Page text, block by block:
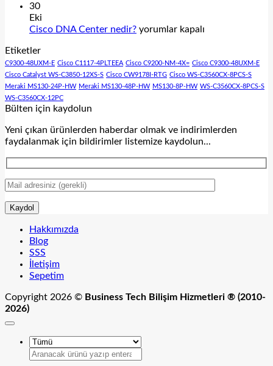
Network
30
Eki
Cisco DNA Center nedir? Cisco
nedir?
için
yorumlar kapalı
Etiketler
C9300-48UXM-E Cisco C1117-4PLTEEA Cisco C9200-NM-4X= Cisco C9300-48UXM-E
Cisco Catalyst WS-C3850-12XS-S Cisco CW9178I-RTG Cisco WS-C3560CX-8PCS-S
Meraki MS130-24P-HW Meraki MS130-48P-HW MS130-8P-HW WS-C3560CX-8PCS-S
WS-C3560CX-12PC
Bülten için kaydolun
Yeni çıkan ürünlerden haberdar olmak ve indirimlerden
faydalanmak için bildirimler listemize kaydolun...
Hakkımızda
Blog
SSS
İletişim
Sepetim
Copyright 2026 © Business Tech Bilişim Hizmetleri ® (2010-
2026)
Ara: